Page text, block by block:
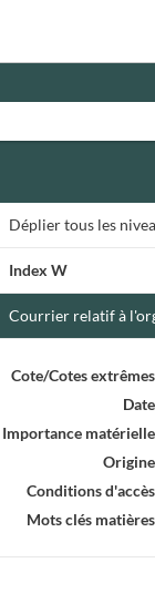
Dépliertous les
Index W
Courrier relatif à
Cote/Cotes extrêmes
Date
Importance matérielle
Origine
Conditions d'accès
Mots clés matières